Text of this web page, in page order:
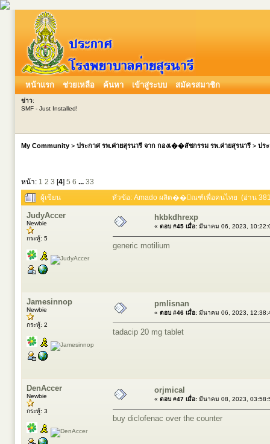
หน้าแรก ช่วยเหลือ ค้นหา เข้าสู่ระบบ สมัครสมาชิก
ข่าว:
SMF - Just Installed!
My Community > ประกาศ รพ.ค่ายสุรนารี จาก กองเ��สัชกรรม รพ.ค่ายสุรนารี > ปร
หน้า: 1 2 3 [4] 5 6 ... 33
ผู้เขียน
หัวข้อ: Amado ผลิต��ัณฑ์เพื่อคนไทย (อ่าน
JudyAccer
Newbie
กระทู้: 5
hkbkdhrexp
« ตอบ #45 เมื่อ: มีนาคม 06, 2023,
generic motilium
Jamesinnop
Newbie
กระทู้: 2
pmlisnan
« ตอบ #46 เมื่อ: มีนาคม 06, 2023,
tadacip 20 mg tablet
DenAccer
Newbie
กระทู้: 3
orjmical
« ตอบ #47 เมื่อ: มีนาคม 08, 2023,
buy diclofenac over the counter